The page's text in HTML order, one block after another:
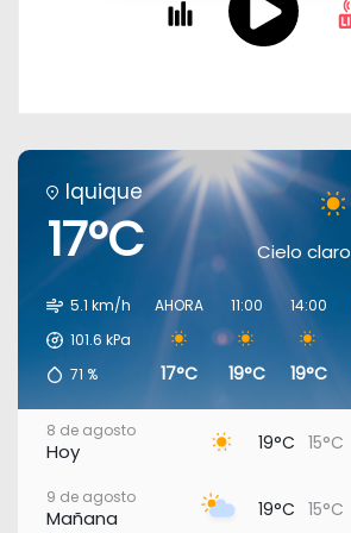
Iquique
17°C Cielo claro
5.1 km/h
101.6 kPa
71 %
AHORA
17°C
11:00
19°C
14:00
19°C
8 de agosto
Hoy 19°C 15°C
9 de agosto
Mañana 19°C 15°C